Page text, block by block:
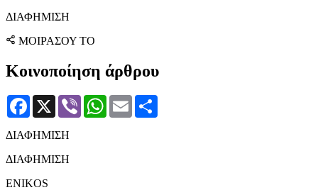
ΔΙΑΦΗΜΙΣΗ
ΜΟΙΡΑΣΟΥ ΤΟ
Κοινοποίηση άρθρου
Facebook
X Viber WhatsApp
Email
ΔΙΑΦΗΜΙΣΗ
ΔΙΑΦΗΜΙΣΗ
ENIKOS